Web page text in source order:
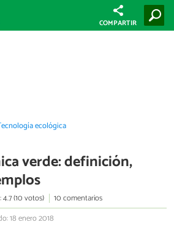
COMPARTIR
ecológica
verde: definición,
(10 votos)
10 comentarios
18 enero 2018